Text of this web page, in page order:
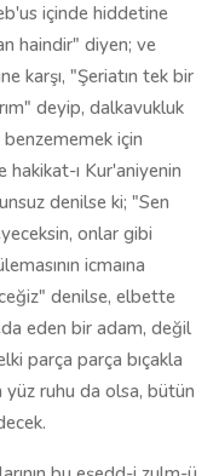
içinde hiddetine
haindir" diyen; ve
karşı, "Şeriatın tek bir
deyip, dalkavukluk
için
hakikat-ı Kur'aniyenin
denilse ki; "Sen
onlar gibi
icmaına
denilse, elbette
eden bir adam, değil
parça parça bıçakla
yüz ruhu da olsa, bütün